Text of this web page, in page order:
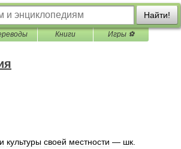
Найти!
Книги Игры ⚽
и культуры своей местности — шк